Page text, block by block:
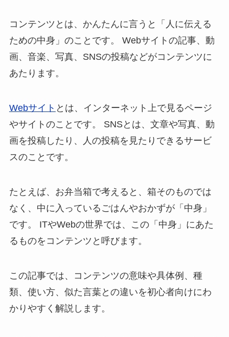
コンテンツとは、かんたんに言うと「人に伝える
ための中身」のことです。 Webサイトの記事、動
画、音楽、写真、SNSの投稿などがコンテンツに
あたります。
Webサイト とは、インターネット上で見るページ
やサイトのことです。 SNSとは、文章や写真、動
画を投稿したり、人の投稿を見たりできるサービ
スのことです。
たとえば、お弁当箱で考えると、箱そのものでは
なく、中に入っているごはんやおかずが「中身」
です。 ITやWebの世界では、この「中身」にあた
るものをコンテンツと呼びます。
この記事では、コンテンツの意味や具体例、種
類、使い方、似た言葉との違いを初心者向けにわ
かりやすく解説します。